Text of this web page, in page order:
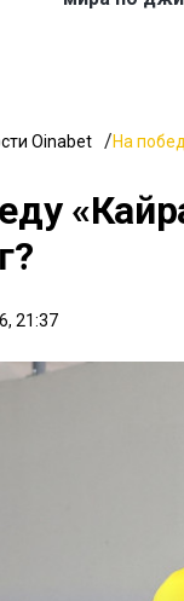
Oinabet На
21:37